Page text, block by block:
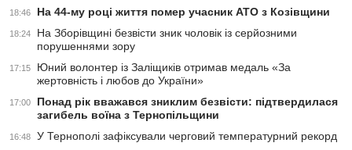
18:46 На 44-му році життя помер учасник АТО з Козівщини
18:24
На Зборівщині безвісти зник чоловік із серйозними
порушеннями зору
17:15
Юний волонтер із Заліщиків отримав медаль «За
жертовність і любов до України»
17:00
Понад рік вважався зниклим безвісти: підтвердилася
загибель воїна з Тернопільщини
16:48 У Тернополі зафіксували черговий температурний рекорд